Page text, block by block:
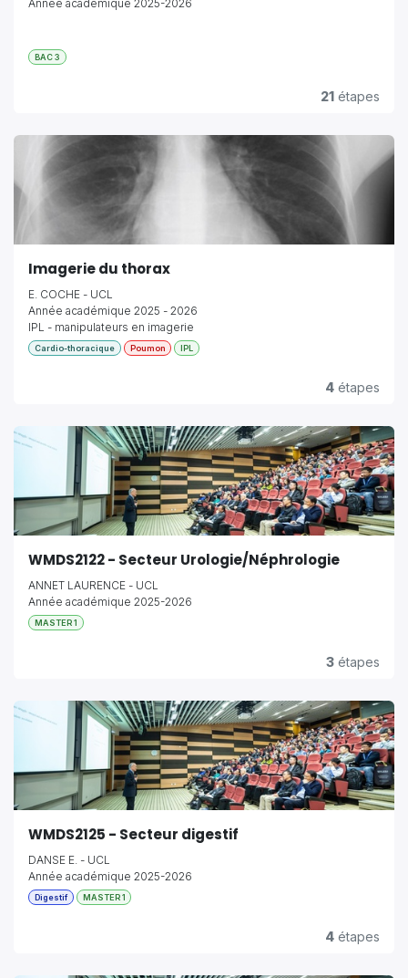
Année académique 2025-2026
BAC 3
21 étapes
Imagerie du thorax
E. COCHE - UCL
Année académique 2025 - 2026
IPL - manipulateurs en imagerie
Cardio-thoracique Poumon IPL
4 étapes
WMDS2122 - Secteur Urologie/Néphrologie
ANNET LAURENCE - UCL
Année académique 2025-2026
MASTER 1
3 étapes
WMDS2125 - Secteur digestif
DANSE E. - UCL
Année académique 2025-2026
Digestif MASTER 1
4 étapes